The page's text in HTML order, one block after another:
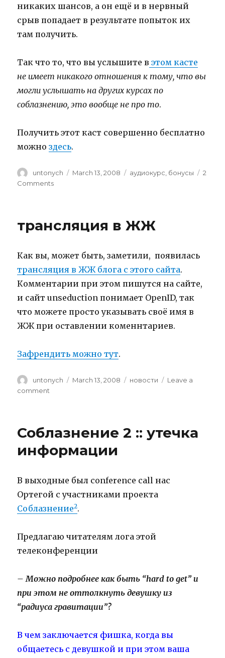
никаких шансов, а он ещё и в нервный
срыв попадает в результате попыток их
там получить.
Так что то, что вы услышите в этом касте
не имеет никакого отношения к тому, что вы
могли услышать на других курсах по
соблазнению, это вообще не про то.
Получить этот каст совершенно бесплатно
можноздесь.
Author
untonych
Posted
March 13, 2008 Categories
аудиокурс бонусы
2
Comments
как
трансляция в ЖЖ
Как вы, может быть, заметили, появилась
трансляция в ЖЖ блога с этого сайта.
Комментарии при этом пишутся на сайте,
и сайт unseduction понимает OpenID, так
что можете просто указывать своё имя в
ЖЖ при оставлении коменнтариев.
Зафрендить можно тут.
Author
untonych
Posted
March 13, 2008 Categories
новости
Leave a
comment
Соблазнение 2 :: утечка
информации
В выходные был conference call нас
Ортегой с участниками проекта
Соблазнение2.
Предлагаю читателям лога этой
телеконференции
– Можно подробнее как быть “hard to get” и
при этом не оттолкнуть девушку из
“радиуса гравитации”?
В чем заключается фишка, когда вы
общаетесь с девушкой и при этом ваша